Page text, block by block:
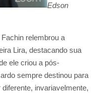
Edson
relembrou a
Lira, destacando sua
ele criou a pós-
sempre destinou para
invariavelmente,